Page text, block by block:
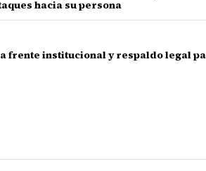
hacia su persona
frente institucional y respaldo legal